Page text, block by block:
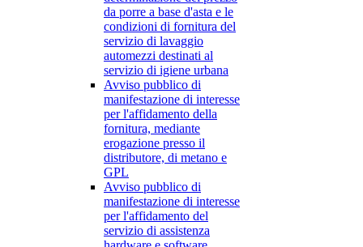
da porre a base d'asta e le
condizioni di fornitura del
servizio di lavaggio
automezzi destinati al
servizio di igiene urbana
Avviso pubblico di
manifestazione di interesse
per l'affidamento della
fornitura, mediante
erogazione presso il
distributore, di metano e
GPL
Avviso pubblico di
manifestazione di interesse
per l'affidamento del
servizio di assistenza